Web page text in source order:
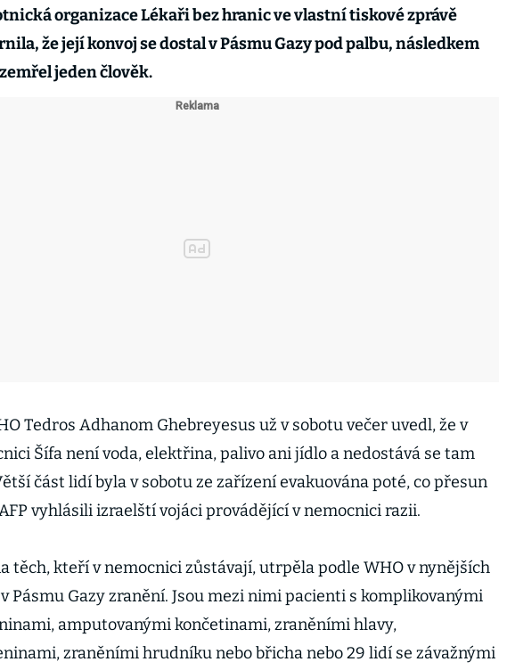
organizace Lékaři bez hranic ve vlastní tiskové zprávě
že její konvoj se dostal v Pásmu Gazy pod palbu, následkem
jeden člověk.
Tedros Adhanom Ghebreyesus už v sobotu večer uvedl, že v
Šífa není voda, elektřina, palivo ani jídlo a nedostává se tam
část lidí byla v sobotu ze zařízení evakuována poté, co přesun
vyhlásili izraelští vojáci provádějící v nemocnici razii.
těch, kteří v nemocnici zůstávají, utrpěla podle WHO v nynějších
Pásmu Gazy zranění. Jsou mezi nimi pacienti s komplikovanými
amputovanými končetinami, zraněními hlavy,
zraněními hrudníku nebo břicha nebo 29 lidí se závažnými